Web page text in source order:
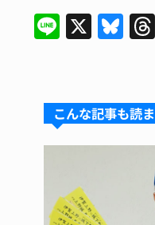
Li X Bl
s
k
y
こんな記事も読